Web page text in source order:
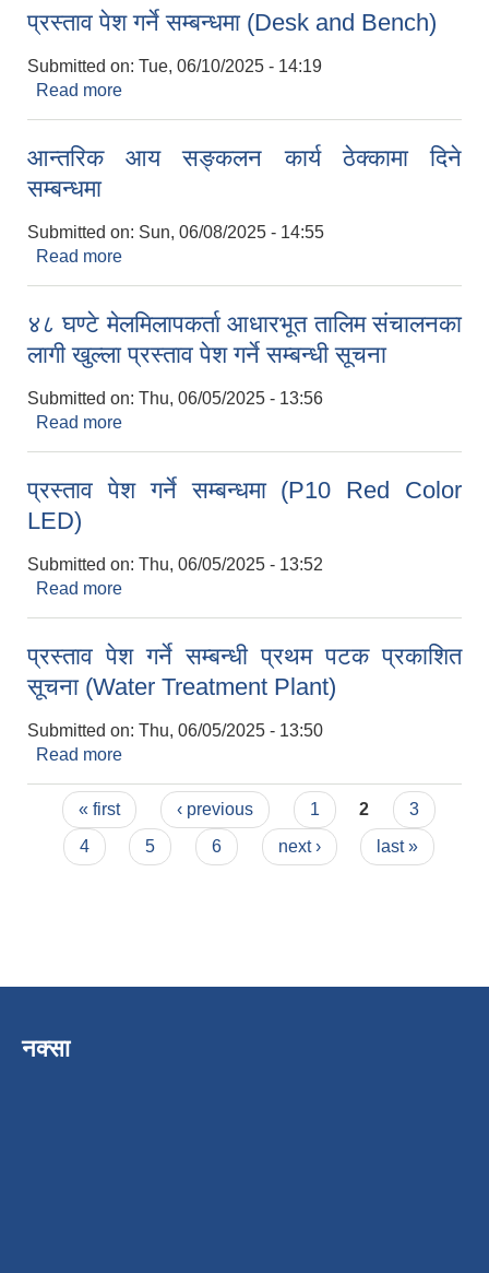
प्रस्ताव पेश गर्ने सम्बन्धमा (Desk and Bench)
Submitted on: Tue, 06/10/2025 - 14:19
Read more
आन्तरिक आय सङ्कलन कार्य ठेक्कामा दिने
सम्बन्धमा
Submitted on: Sun, 06/08/2025 - 14:55
Read more
४८ घण्टे मेलमिलापकर्ता आधारभूत तालिम संचालनका
लागी खुल्ला प्रस्ताव पेश गर्ने सम्बन्धी सूचना
Submitted on: Thu, 06/05/2025 - 13:56
Read more
प्रस्ताव पेश गर्ने सम्बन्धमा (P10 Red Color
LED)
Submitted on: Thu, 06/05/2025 - 13:52
Read more
प्रस्ताव पेश गर्ने सम्बन्धी प्रथम पटक प्रकाशित
सूचना (Water Treatment Plant)
Submitted on: Thu, 06/05/2025 - 13:50
Read more
Pages
« first ‹ previous 1 2
3
4
5 6 next › last »
नक्सा